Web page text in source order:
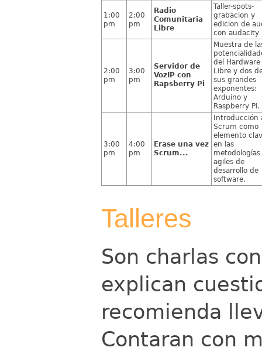
1:00
pm
2:00
pm
Radio
Comunitaria
Libre
Taller-spots-
grabacion y
edicion de
con audacity
2:00
pm
3:00
pm
Servidor de
VozIP con
Rapsberry Pi
Muestra de
del Hardware
Libre y dos
sus grandes
exponentes:
Arduino y
Raspberry Pi.
3:00
pm
4:00
pm
Erase una vez
Scrum...
Introducción
Scrum como
elemento
en las
metodologías
agiles de
desarrollo de
software.
Talleres
Son charlas
explican
recomienda
Contaran con